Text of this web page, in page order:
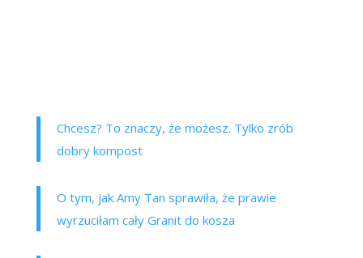
Chcesz? To znaczy, że możesz. Tylko zrób
dobry kompost
O tym, jak Amy Tan sprawiła, że prawie
wyrzuciłam cały Granit do kosza